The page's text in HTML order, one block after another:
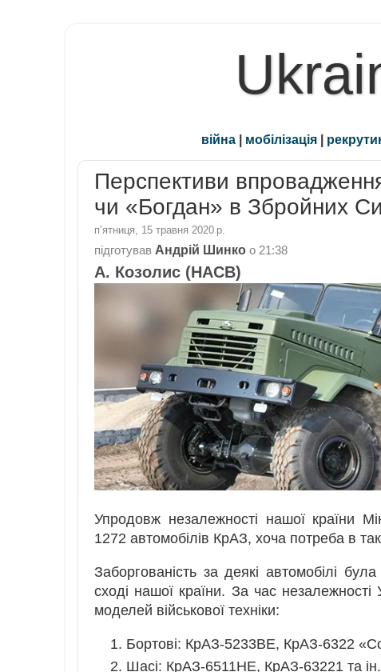
війна | мобілізація |
Перспективи
чи «Богдан» в Збройних
пʼятниця, 15 травня 2020 р.
підготував Андрій Шинко о 21:38
А. Козолис (НАСВ)
Упродовж незалежності нашої країни
1272 автомобілів КрАЗ, хоча потреба в
Заборгованість за деякі автомобілі
сході нашої країни. За час
моделей військової техніки:
Бортові: КрАЗ-5233ВЕ, КрАЗ-6322
Шасі: КрАЗ-6511НЕ, КрАЗ-63221 та ін.